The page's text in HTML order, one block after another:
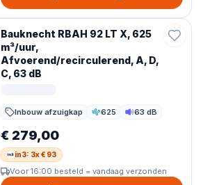
Bauknecht RBAH 92 LT X, 625
m³/uur,
Afvoerend/recirculerend, A, D,
C, 63 dB
Inbouw afzuigkap 625
Zuigvermogen63 dB
Geluid
€ 279,00
in3: 3x € 93
Voor 16:00 besteld = vandaag verzonden